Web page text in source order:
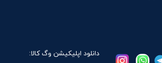
دانلود اپلیکیشن وگ کالا: